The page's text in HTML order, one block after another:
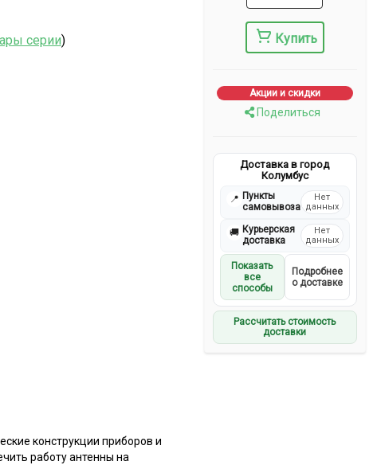
Купить
Акции и скидки
Поделиться
Доставка в город
Колумбус
📍 Пункты
самовывоза
Нет
данных
🚚 Курьерская
доставка
Нет
данных
Показать
все
способы
Подробнее
о доставке
Рассчитать стоимость
доставки
серии)
конструкции приборов и
работу антенны на